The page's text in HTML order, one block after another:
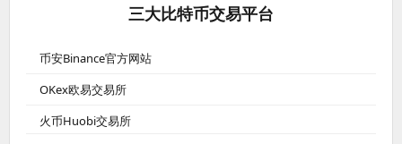
三大比特币交易平台
币安Binance官方网站
OKex欧易交易所
火币Huobi交易所